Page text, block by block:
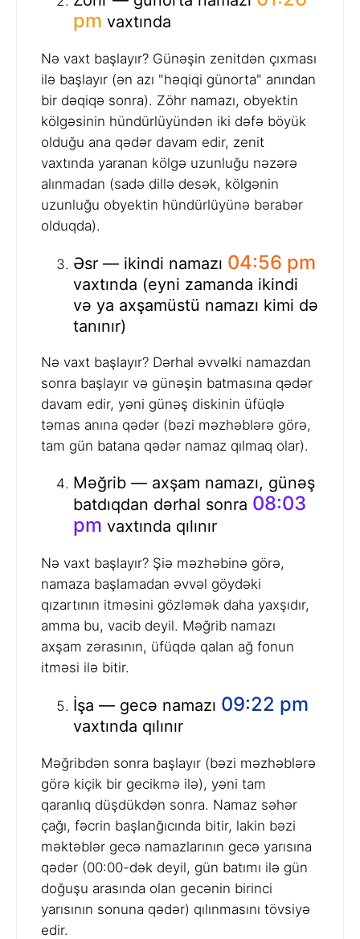
pm vaxtında
Nə vaxt başlayır? Günəşin zenitdən çıxması
ilə başlayır (ən azı "həqiqi günorta" anından
bir dəqiqə sonra). Zöhr namazı, obyektin
kölgəsinin hündürlüyündən iki dəfə böyük
olduğu ana qədər davam edir, zenit
vaxtında yaranan kölgə uzunluğu nəzərə
alınmadan (sadə dillə desək, kölgənin
uzunluğu obyektin hündürlüyünə bərabər
olduqda).
Əsr — ikindi namazı 04:56 pm
vaxtında (eyni zamanda ikindi
və ya axşamüstü namazı kimi də
tanınır)
Nə vaxt başlayır? Dərhal əvvəlki namazdan
sonra başlayır və günəşin batmasına qədər
davam edir, yəni günəş diskinin üfüqlə
təmas anına qədər (bəzi məzhəblərə görə,
tam gün batana qədər namaz qılmaq olar).
Məğrib — axşam namazı, günəş
batdıqdan dərhal sonra 08:03
pm vaxtında qılınır
Nə vaxt başlayır? Şiə məzhəbinə görə,
namaza başlamadan əvvəl göydəki
qızartının itməsini gözləmək daha yaxşıdır,
amma bu, vacib deyil. Məğrib namazı
axşam zərasının, üfüqdə qalan ağ fonun
itməsi ilə bitir.
İşa — gecə namazı 09:22 pm
vaxtında qılınır
Məğribdən sonra başlayır (bəzi məzhəblərə
görə kiçik bir gecikmə ilə), yəni tam
qaranlıq düşdükdən sonra. Namaz səhər
çağı, fəcrin başlanğıcında bitir, lakin bəzi
məktəblər gecə namazlarının gecə yarısına
qədər (00:00-dək deyil, gün batımı ilə gün
doğuşu arasında olan gecənin birinci
yarısının sonuna qədər) qılınmasını tövsiyə
edir.